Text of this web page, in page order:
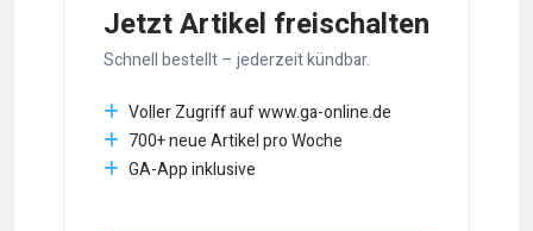
Jetzt Artikel freischalten
Schnell bestellt – jederzeit kündbar.
Voller Zugriff auf www.ga-online.de
700+ neue Artikel pro Woche
GA-App inklusive